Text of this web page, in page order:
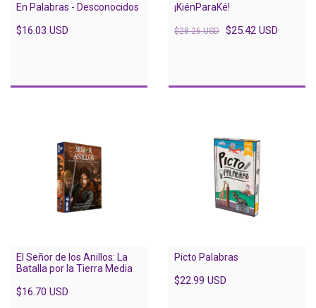
En Palabras - Desconocidos
$16.03 USD
¡KiénParaKé!
$28.26 USD $25.42 USD
El Señor de los Anillos: La
Batalla por la Tierra Media
$16.70 USD
Picto Palabras
$22.99 USD